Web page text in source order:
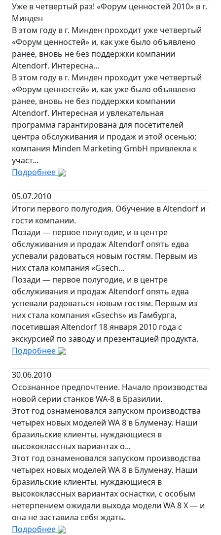
Уже в четвертый раз! «Форум ценностей 2010» в г.
Минден
В этом году в г. Минден проходит уже четвертый
«Форум ценностей» и, как уже было объявлено
ранее, вновь не без поддержки компании
Altendorf. Интересна...
В этом году в г. Минден проходит уже четвертый
«Форум ценностей» и, как уже было объявлено
ранее, вновь не без поддержки компании
Altendorf. Интересная и увлекательная
программа гарантирована для посетителей
центра обслуживания и продаж и этой осенью:
компания Minden Marketing GmbH привлекла к
участ...
Подробнее
05.07.2010
Итоги первого полугодия. Обучение в Altendorf и
гости компании.
Позади — первое полугодие, и в центре
обслуживания и продаж Altendorf опять едва
успевали радоваться новым гостям. Первым из
них стала компания «Gsech...
Позади — первое полугодие, и в центре
обслуживания и продаж Altendorf опять едва
успевали радоваться новым гостям. Первым из
них стала компания «Gsechs» из Гамбурга,
посетившая Altendorf 18 января 2010 года с
экскурсией по заводу и презентацией продукта.
Подробнее
30.06.2010
Осознанное предпочтение. Начало производства
новой серии станков WA-8 в Бразилии.
Этот год ознаменовался запуском производства
четырех новых моделей WA 8 в Блуменау. Наши
бразильские клиенты, нуждающиеся в
высококлассных вариантах о...
Этот год ознаменовался запуском производства
четырех новых моделей WA 8 в Блуменау. Наши
бразильские клиенты, нуждающиеся в
высококлассных вариантах оснастки, с особым
нетерпением ожидали выхода модели WA 8 X — и
она не заставила себя ждать.
Подробнее